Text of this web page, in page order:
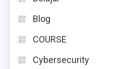
Blog
COURSE
Cybersecurity